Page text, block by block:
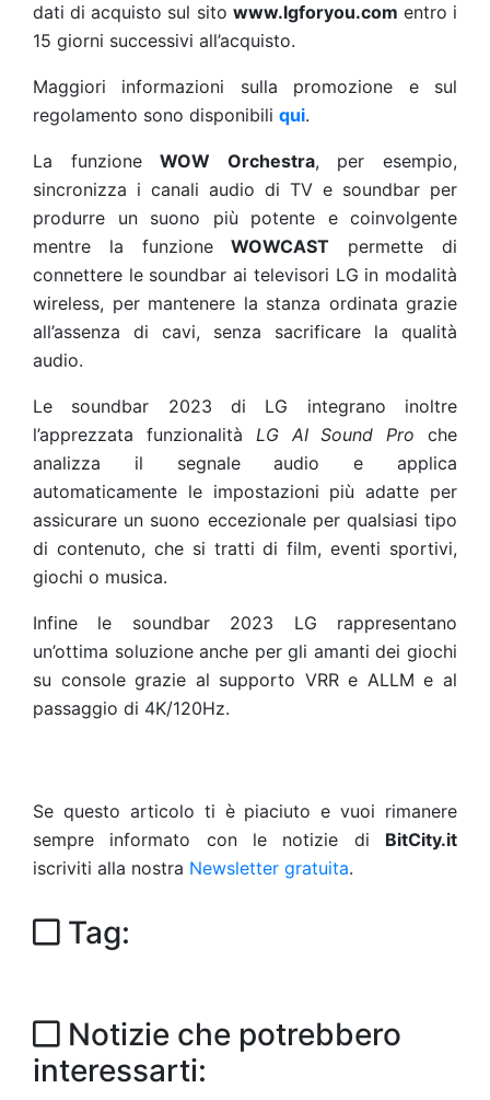
dati di acquisto sul sito www.lgforyou.com entro i
15 giorni successivi all’acquisto.
Maggiori informazioni sulla promozione e sul
regolamento sono disponibili qui.
La funzioneWOW Orchestra, per esempio,
sincronizza i canali audio di TV e soundbar per
produrre un suono più potente e coinvolgente
mentre la funzioneWOWCAST permette di
connettere le soundbar ai televisori LG in modalità
wireless, per mantenere la stanza ordinata grazie
all’assenza di cavi, senza sacrificare la qualità
audio.
Le soundbar 2023 di LG integrano inoltre
l’apprezzata funzionalità LG AI Sound Proche
analizza il segnale audio e applica
automaticamente le impostazioni più adatte per
assicurare un suono eccezionale per qualsiasi tipo
di contenuto, che si tratti di film, eventi sportivi,
giochi o musica.
Infine le soundbar 2023 LG rappresentano
un’ottima soluzione anche per gli amanti dei giochi
su console grazie al supporto VRR e ALLM e al
passaggio di 4K/120Hz.
Se questo articolo ti è piaciuto e vuoi rimanere
sempre informato con le notizie di BitCity.it
iscriviti alla nostra Newsletter gratuita.
Tag:
Notizie che potrebbero
interessarti: